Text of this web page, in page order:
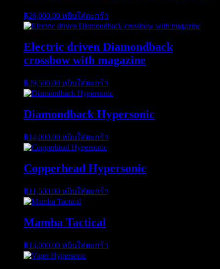
฿26,000.00 หยิบใส่ตะกร้า
Electric driven Diamondback
crossbow with magazine
฿29,500.00 หยิบใส่ตะกร้า
Diamondback Hypersonic
฿14,000.00 หยิบใส่ตะกร้า
Copperhead Hypersonic
฿11,500.00 หยิบใส่ตะกร้า
Mamba Tactical
฿13,000.00 หยิบใส่ตะกร้า